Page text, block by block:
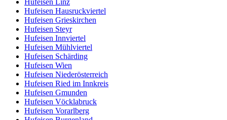
Hufeisen Linz
Hufeisen Hausruckviertel
Hufeisen Grieskirchen
Hufeisen Steyr
Hufeisen Innviertel
Hufeisen Mühlviertel
Hufeisen Schärding
Hufeisen Wien
Hufeisen Niederösterreich
Hufeisen Ried im Innkreis
Hufeisen Gmunden
Hufeisen Vöcklabruck
Hufeisen Vorarlberg